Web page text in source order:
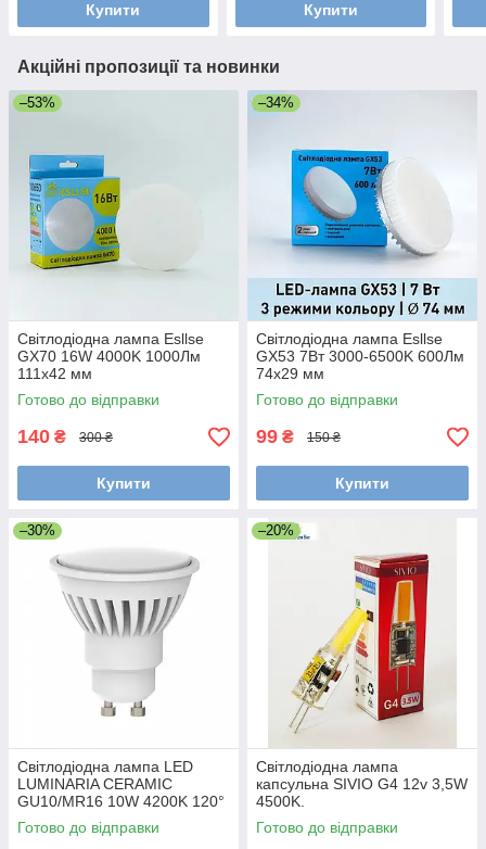
Купити Купити
Акційні пропозиції та новинки
–53%
Світлодіодна лампа Esllse
GX70 16W 4000K 1000Лм
111x42 мм
Готово до відправки
140 ₴ 300 ₴
Купити
–34%
Світлодіодна лампа Esllse
GX53 7Вт 3000-6500K 600Лм
74x29 мм
Готово до відправки
99 ₴ 150 ₴
Купити
–30%
Світлодіодна лампа LED
LUMINARIA CERAMIC
GU10/MR16 10W 4200K 120°
970Лм 50х53мм
Готово до відправки
–20%
Світлодіодна лампа
капсульна SIVIO G4 12v 3,5W
4500K.
Готово до відправки